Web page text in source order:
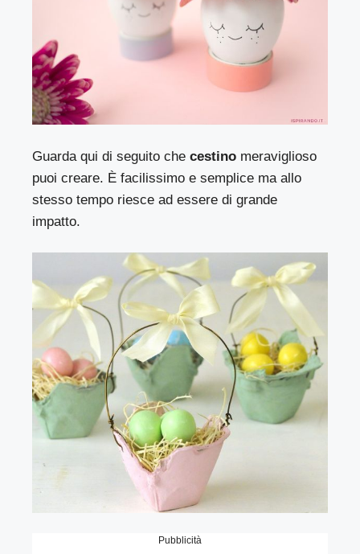
Guarda qui di seguito che cestino meraviglioso
puoi creare. È facilissimo e semplice ma allo
stesso tempo riesce ad essere di grande
impatto.
Pubblicità